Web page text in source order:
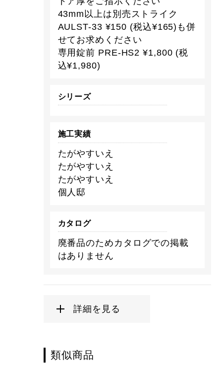
43mm以上は別売ストライク
AULST-33 ¥150 (税込¥165)も併
せてお求めください
専用錠前 PRE-HS2 ¥1,800 (税
込¥1,980)
シリーズ
施工実績
たがやすいえ
たがやすいえ
たがやすいえ
個人邸
カタログ
廃番品のためカタログでの掲載
はありません
詳細を見る
類似商品